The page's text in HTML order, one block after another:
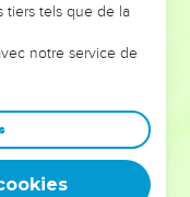
alors même que ce
et responsables
afin que leurs erreurs
un ministère, une
expérience est faite
tiers tels que de la
notre service de